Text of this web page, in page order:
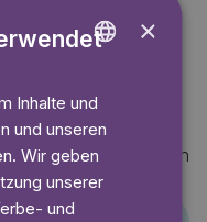
Mehr anzeigen
GERMAN
×
Inhalte und
und unseren
Wir geben
unserer
und